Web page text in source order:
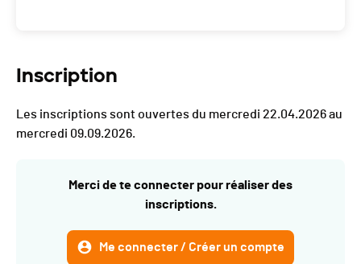
Inscription
Les inscriptions sont ouvertes du mercredi 22.04.2026 au
mercredi 09.09.2026.
Merci de te connecter pour réaliser des
inscriptions.
Me connecter / Créer un compte